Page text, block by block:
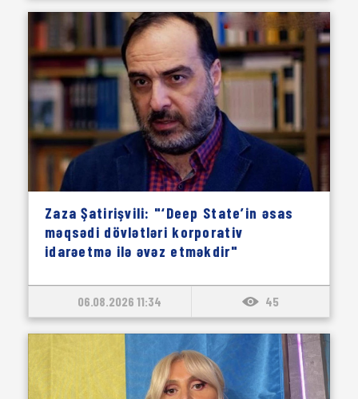
Zaza Şatirişvili: "‘Deep State’in əsas
məqsədi dövlətləri korporativ
idarəetmə ilə əvəz etməkdir"
06.08.2026 11:34 45